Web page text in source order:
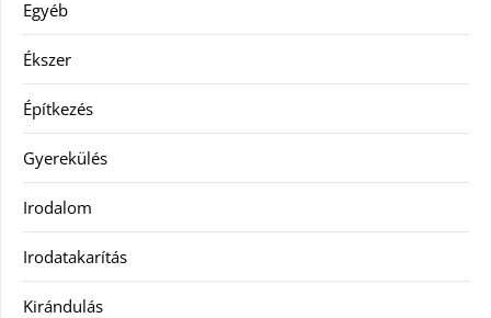
Egyéb
Ékszer
Építkezés
Gyerekülés
Irodalom
Irodatakarítás
Kirándulás